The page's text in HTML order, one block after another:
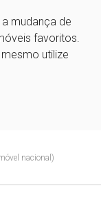
mudança de
favoritos.
utilize
nacional)